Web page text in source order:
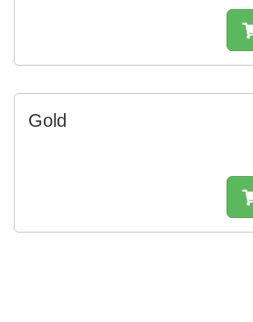
Gold